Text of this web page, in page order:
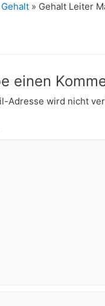
Gehalt » Gehalt Leiter
einen
Adresse wird nicht